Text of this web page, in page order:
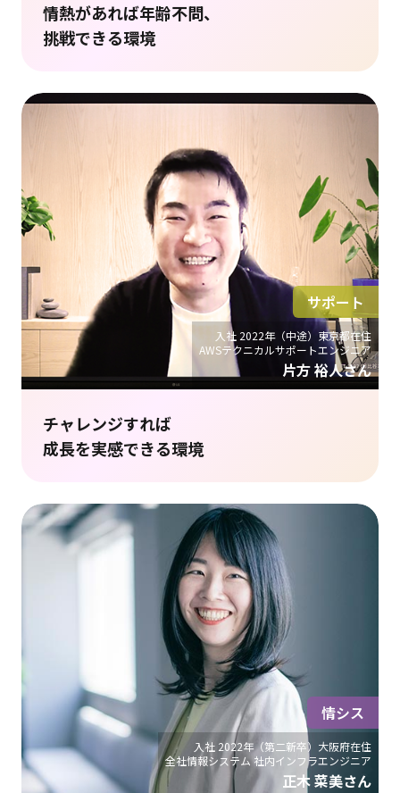
情熱があれば年齢不問、
挑戦できる環境
入社 2022年（中途）東京都在住
AWSテクニカルサポートエンジニア
片方 裕人さん
サポート
チャレンジすれば
成長を実感できる環境
入社 2022年（第二新卒）大阪府在住
全社情報システム 社内インフラエンジニア
正木 菜美さん
情シス